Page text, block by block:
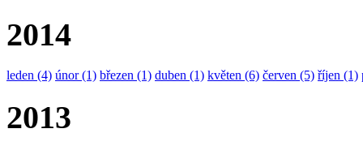
2014
leden (4) únor(1) březen (1) duben (1) květen (6) červen (5) říjen (1)
2013